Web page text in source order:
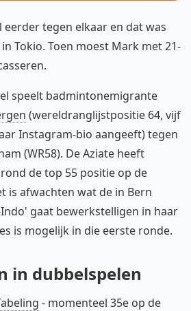
eerder tegen elkaar en dat was
Tokio. Toen moest Mark met 21-
speelt badmintonemigrante
(wereldranglijstpositie 64, vijf
Instagram-bio aangeeft) tegen
(WR58). De Aziate heeft
de top 55 positie op de
is afwachten wat de in Bern
gaat bewerkstelligen in haar
is mogelijk in die eerste ronde.
in dubbelspelen
- momenteel 35e op de